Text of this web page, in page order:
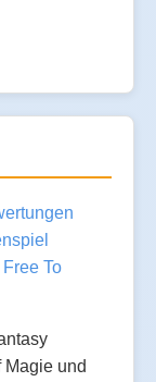
Free To
und